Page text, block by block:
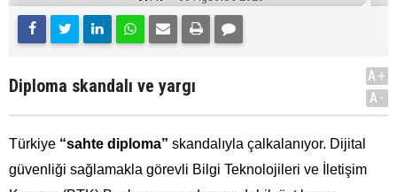
Diploma skandalı ve yargı
A+
A-
Türkiye “sahte diploma” skandalıyla çalkalanıyor. Dijital
güvenliği sağlamakla görevli Bilgi Teknolojileri ve İletişim